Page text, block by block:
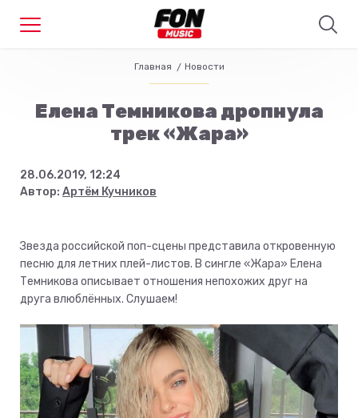
Главная Новости
Елена Темникова дропнула
трек «Жара»
28.06.2019, 12:24
Автор: Артём Кучников
Звезда российской поп-сцены представила откровенную
песню для летних плей-листов. В сингле «Жара» Елена
Темникова описывает отношения непохожих друг на
друга влюблённых. Слушаем!